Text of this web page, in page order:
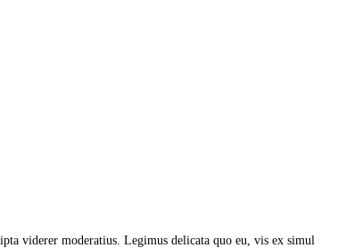
viderer moderatius. Legimus delicata quo eu, vis ex simul